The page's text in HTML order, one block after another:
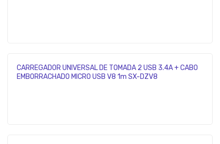
CARREGADOR UNIVERSAL DE TOMADA 2 USB 3.4A + CABO
EMBORRACHADO MICRO USB V8 1m SX-DZV8